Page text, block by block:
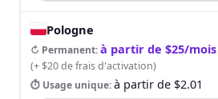
Pologne
↻ Permanent:à partir de $25/mois
(+ $20 de frais d'activation)
⏱ Usage unique:à partir de $2.01